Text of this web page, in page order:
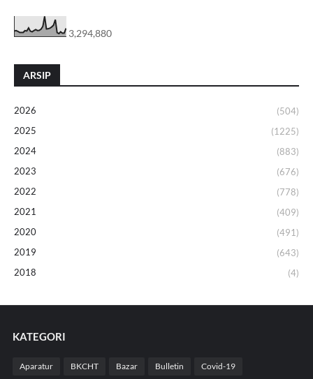
3,294,880
ARSIP
2026
(504)
2025
(1225)
2024
(883)
2023
(676)
2022
(778)
2021
(409)
2020
(491)
2019
(643)
2018
(4)
KATEGORI
Aparatur BKCHT Bazar Bulletin Covid-19